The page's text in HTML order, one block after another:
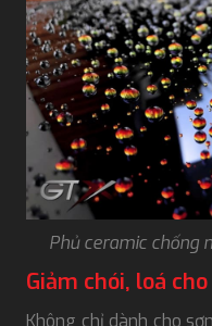
Phủ ceramic chống
Giảm chói, loá
Không chỉ dành cho